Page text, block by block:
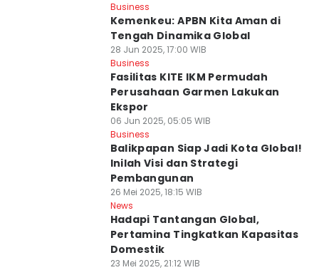
Business
Kemenkeu: APBN Kita Aman di
Tengah Dinamika Global
28 Jun 2025, 17:00 WIB
Business
Fasilitas KITE IKM Permudah
Perusahaan Garmen Lakukan
Ekspor
06 Jun 2025, 05:05 WIB
Business
Balikpapan Siap Jadi Kota Global!
Inilah Visi dan Strategi
Pembangunan
26 Mei 2025, 18:15 WIB
News
Hadapi Tantangan Global,
Pertamina Tingkatkan Kapasitas
Domestik
23 Mei 2025, 21:12 WIB